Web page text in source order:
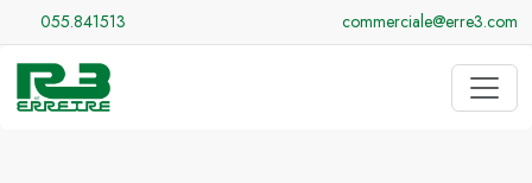
055.841513 commerciale@erre3.com